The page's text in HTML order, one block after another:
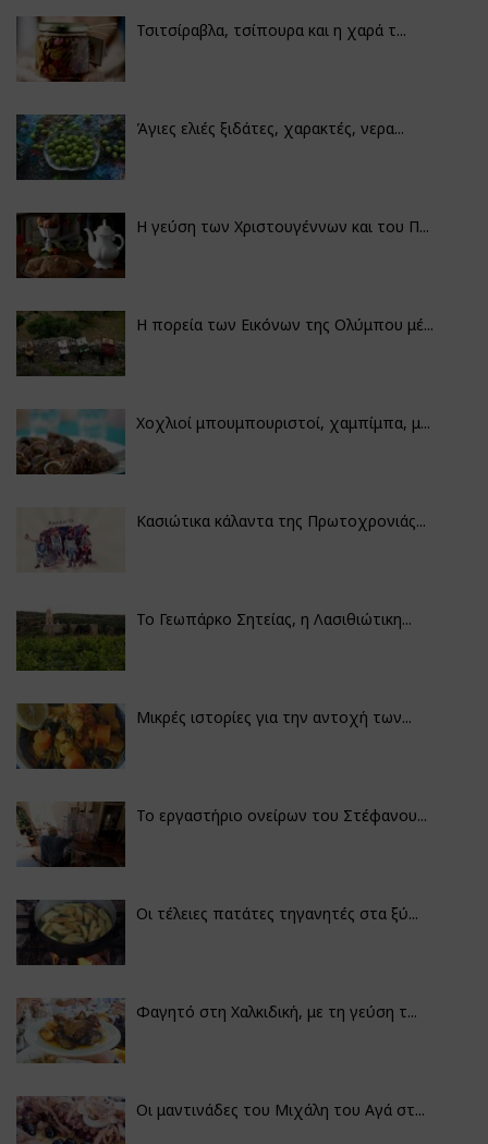
Τσιτσίραβλα, τσίπουρα και η χαρά τ...
Άγιες ελιές ξιδάτες, χαρακτές, νερα...
Η γεύση των Χριστουγέννων και του Π...
Η πορεία των Εικόνων της Ολύμπου μέ...
Χοχλιοί μπουμπουριστοί, χαμπίμπα, μ...
Κασιώτικα κάλαντα της Πρωτοχρονιάς...
Το Γεωπάρκο Σητείας, η Λασιθιώτικη...
Μικρές ιστορίες για την αντοχή των...
Το εργαστήριο ονείρων του Στέφανου...
Οι τέλειες πατάτες τηγανητές στα ξύ...
Φαγητό στη Χαλκιδική, με τη γεύση τ...
Οι μαντινάδες του Μιχάλη του Αγά στ...